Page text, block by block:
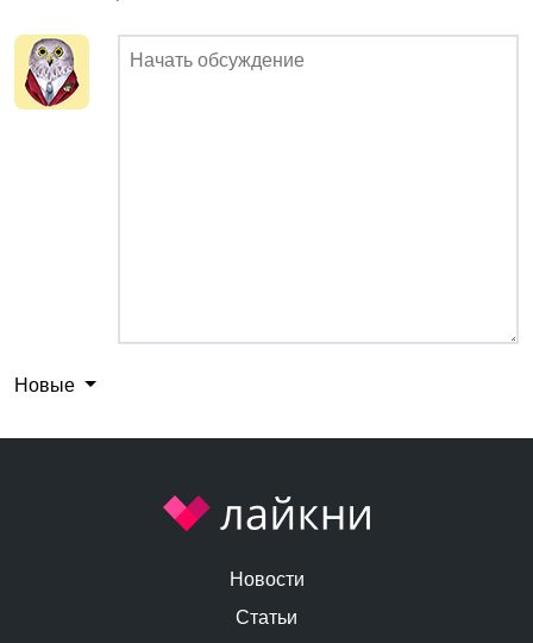
Новые
Новости
Статьи